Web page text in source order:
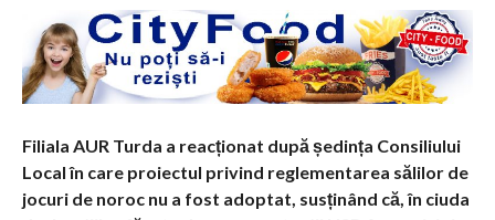
Filiala AUR Turda a reacționat după ședința Consiliului
Local în care proiectul privind reglementarea sălilor de
jocuri de noroc nu a fost adoptat, susținând că, în ciuda